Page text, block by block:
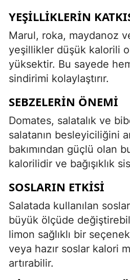
YEŞILLIKLERIN
Marul, roka, maydanoz
yeşillikler düşük kalorili
yüksektir. Bu sayede
sindirimi kolaylaştırır.
SEBZELERIN ÖNEMI
Domates, salatalık ve
salatanın besleyiciliğini
bakımından güçlü olan
kalorilidir ve bağışıklık
SOSLARIN ETKISI
Salatada kullanılan
büyük ölçüde
limon sağlıklı bir
veya hazır soslar kalori
artırabilir.